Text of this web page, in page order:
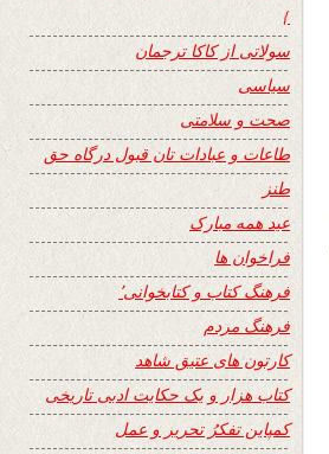
}
سولاتی از کاکا ترجمان
سیاسی
صحت و سلامتی
طاعات و عبادات تان قبول درگاه حق
طنز
عید همه مبارک
فراخوان ها
فرهنگ کتاب و کتابخوانی٬
فرهنگ مردم
کارتون های عتیق شاهد
کتاب هزار و یک حکایت ادبی تاریخی
کمپاین تفکرُ تحریر و عمل